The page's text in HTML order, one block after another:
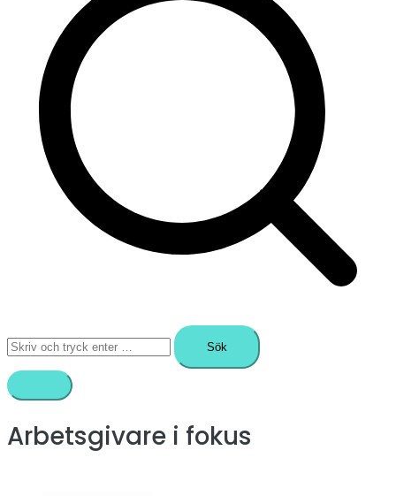
Sök
efter:
Arbetsgivare i fokus